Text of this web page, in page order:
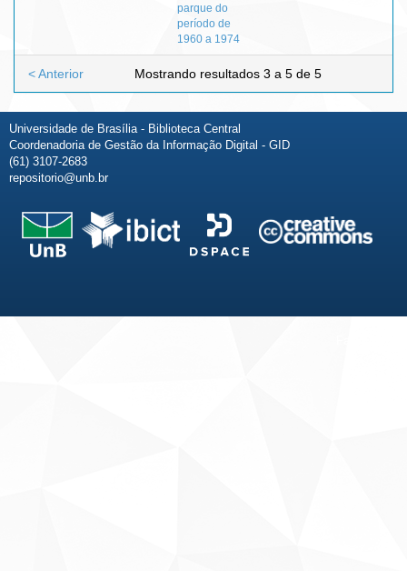
parque do
período de
1960 a 1974
Mostrando resultados 3 a 5 de 5
< Anterior
Universidade de Brasília - Biblioteca Central
Coordenadoria de Gestão da Informação Digital - GID
(61) 3107-2683
repositorio@unb.br